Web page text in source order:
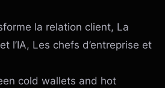
la relation client, La
l’IA, Les chefs d’entreprise et
cold wallets and hot